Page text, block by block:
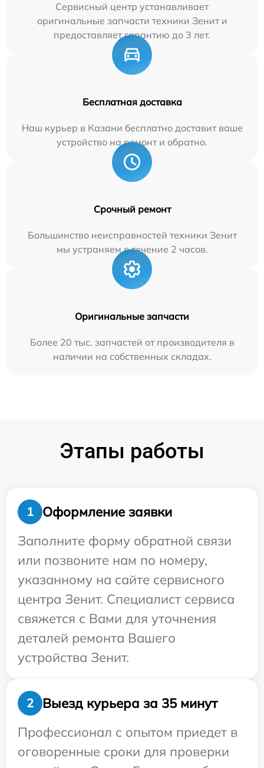
Сервисный центр устанавливает
оригинальные запчасти техники Зенит и
предоставляет гарантию до 3 лет.
Бесплатная доставка
Наш курьер в Казани бесплатно доставит ваше
устройство на ремонт и обратно.
Срочный ремонт
Большинство неисправностей техники Зенит
мы устраняем в течение 2 часов.
Оригинальные запчасти
Более 20 тыс. запчастей от производителя в
наличии на собственных складах.
Этапы работы
1
Оформление заявки
Заполните форму обратной связи
или позвоните нам по номеру,
указанному на сайте сервисного
центра Зенит. Специалист сервиса
свяжется с Вами для уточнения
деталей ремонта Вашего
устройства Зенит.
2
Выезд курьера за 35 минут
Профессионал с опытом приедет в
оговоренные сроки для проверки